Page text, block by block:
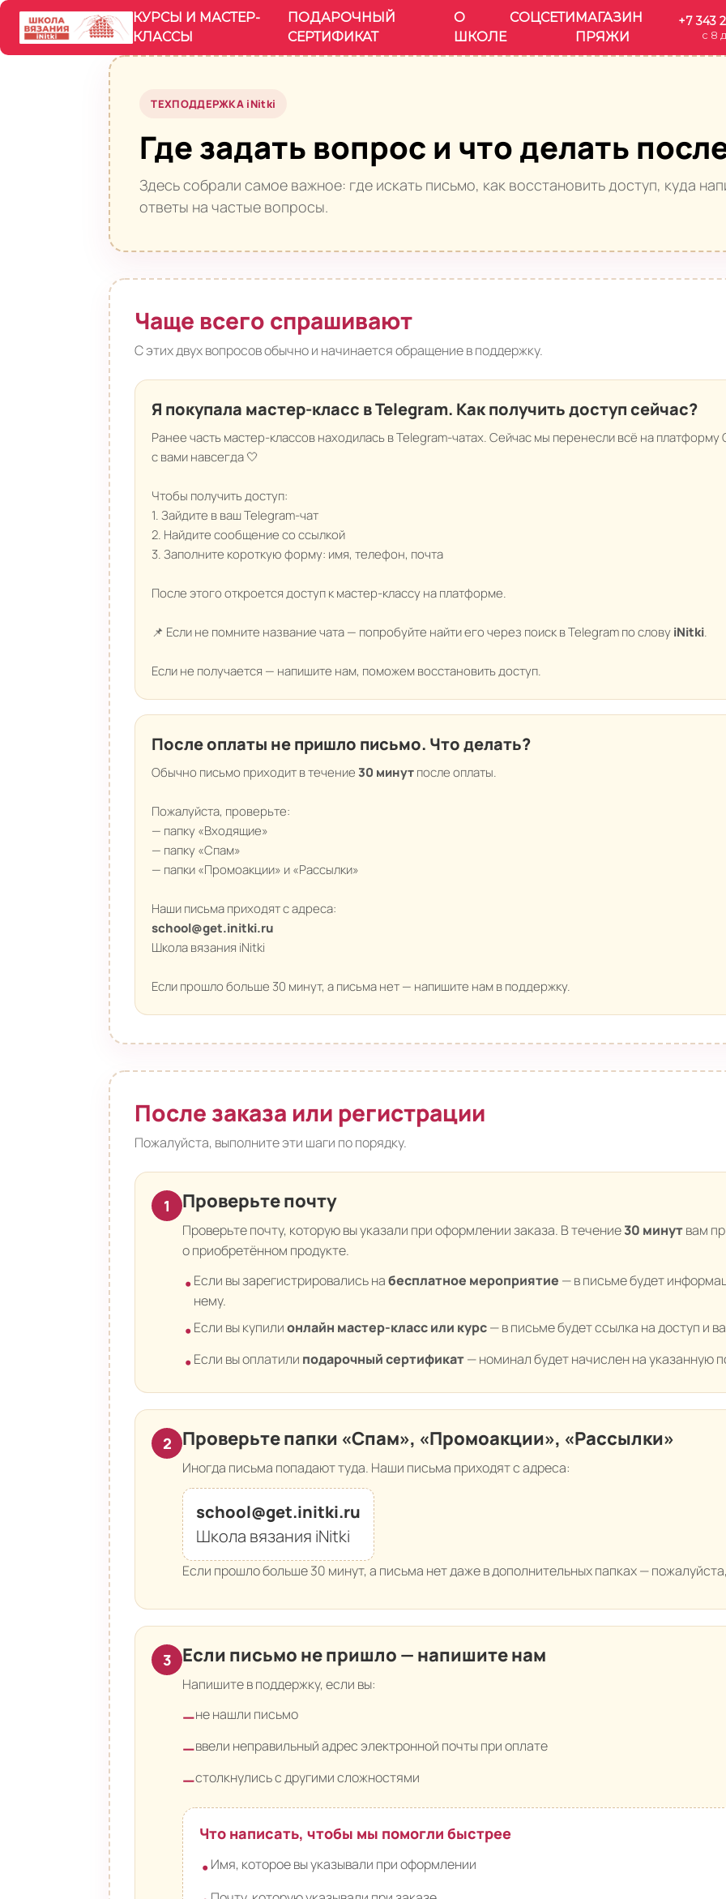
КУРСЫ И МАСТЕР-
КЛАССЫ
ПОДАРОЧНЫЙ
СЕРТИФИКАТ
О
ШКОЛЕ
СОЦСЕТИМАГАЗИН
ПРЯЖИ
+7 343
с 8
ТЕХПОДДЕРЖКА iNitki
Где задать вопрос и что делать
Здесь собрали самое важное: где искать письмо, как восстановить доступ, куда
ответы на частые вопросы.
Чаще всего спрашивают
С этих двух вопросов обычно и начинается обращение в поддержку.
Я покупала мастер-класс в Telegram. Как получить доступ сейчас?
Ранее часть мастер-классов находилась в Telegram-чатах. Сейчас мы перенесли всё на
с вами навсегда 🤍
Чтобы получить доступ:
1. Зайдите в ваш Telegram-чат
2. Найдите сообщение со ссылкой
3. Заполните короткую форму: имя, телефон, почта
После этого откроется доступ к мастер-классу на платформе.
📌 Если не помните название чата — попробуйте найти его через поиск в Telegram по словуiNitki.
Если не получается — напишите нам, поможем восстановить доступ.
После оплаты не пришло письмо. Что делать?
Обычно письмо приходит в течение30 минутпосле оплаты.
Пожалуйста, проверьте:
— папку «Входящие»
— папку «Спам»
— папки «Промоакции» и «Рассылки»
Наши письма приходят с адреса:
school@get.initki.ru
Школа вязания iNitki
Если прошло больше 30 минут, а письма нет — напишите нам в поддержку.
После заказа или регистрации
Пожалуйста, выполните эти шаги по порядку.
1 Проверьте почту
Проверьте почту, которую вы указали при оформлении заказа. В течение30 минутвам
о приобретённом продукте.
•Если вы зарегистрировались набесплатное мероприятие — в письме будет
нему.
•Если вы купилионлайн мастер-класс или курс— в письме будет ссылка на доступ и
•Если вы оплатили подарочный сертификат— номинал будет начислен на указанную
2 Проверьте папки «Спам», «Промоакции», «Рассылки»
Иногда письма попадают туда. Наши письма приходят с адреса:
school@get.initki.ru
Школа вязания iNitki
Если прошло больше 30 минут, а письма нет даже в дополнительных папках —
3 Если письмо не пришло — напишите нам
Напишите в поддержку, если вы:
—не нашли письмо
—ввели неправильный адрес электронной почты при оплате
—столкнулись с другими сложностями
Что написать, чтобы мы помогли быстрее
•Имя, которое вы указывали при оформлении